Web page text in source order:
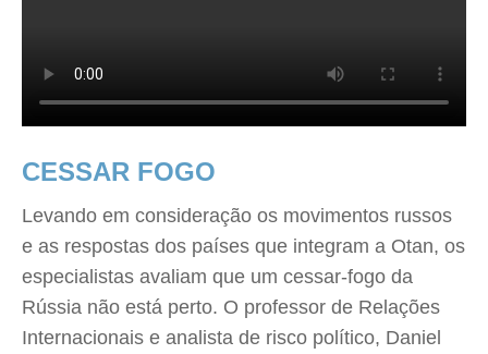
CESSAR FOGO
Levando em consideração os movimentos russos
e as respostas dos países que integram a Otan, os
especialistas avaliam que um cessar-fogo da
Rússia não está perto. O professor de Relações
Internacionais e analista de risco político, Daniel